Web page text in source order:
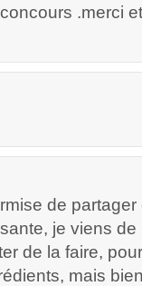
.merci
de
je viens de
de la faire,
mais